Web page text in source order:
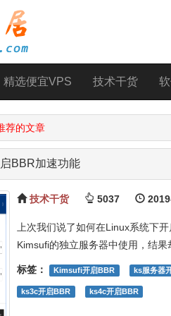
精选便宜VPS 技术干货
荐的文章
BBR加速功能
技术干货 5037
上次我们说了如何在Linux系统下
Kimsufi的独立服务器中使用，结
标签： Kimsufi开启BBR ks服务器
ks3c开启BBR ks4c开启BBR